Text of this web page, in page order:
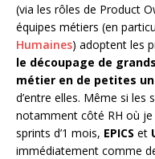
(via les rôles de Product
équipes métiers (en
Humaines) adoptent les
le découpage de
métier en de petites
d’entre elles. Même si les
notamment côté RH où
sprints d’1 mois, EPICS et
immédiatement comme